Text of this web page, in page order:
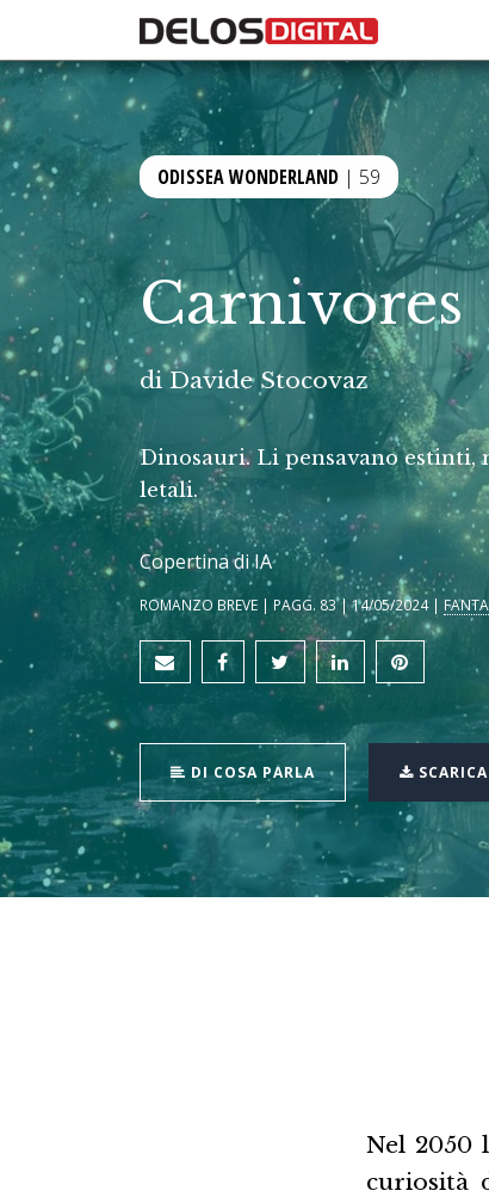
ODISSEA WONDERLAND | 59
Carnivores
diDavide Stocovaz
Dinosauri. Li pensavano estinti,
letali.
Copertina di IA
ROMANZO BREVE | PAGG. 83 | 14/05/2024 |
DI COSA PARLA
Nel 2050
curiosità